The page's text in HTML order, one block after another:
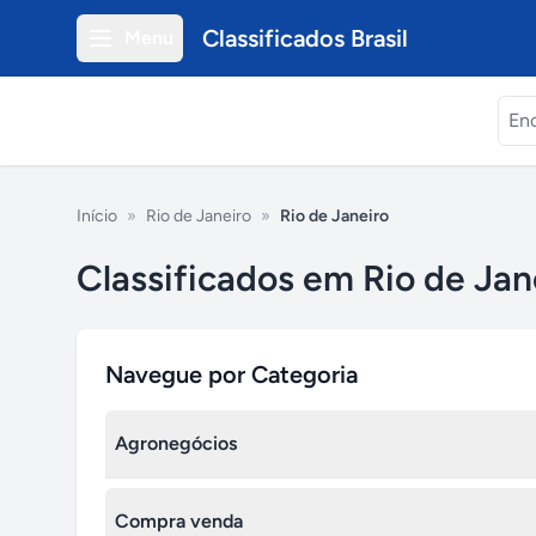
Classificados Brasil
Início » Rio de Janeiro » Rio de Janeiro
Classificados em Rio de
Navegue por Categoria
Agronegócios
Fazendas - Sitios à venda
Compra venda